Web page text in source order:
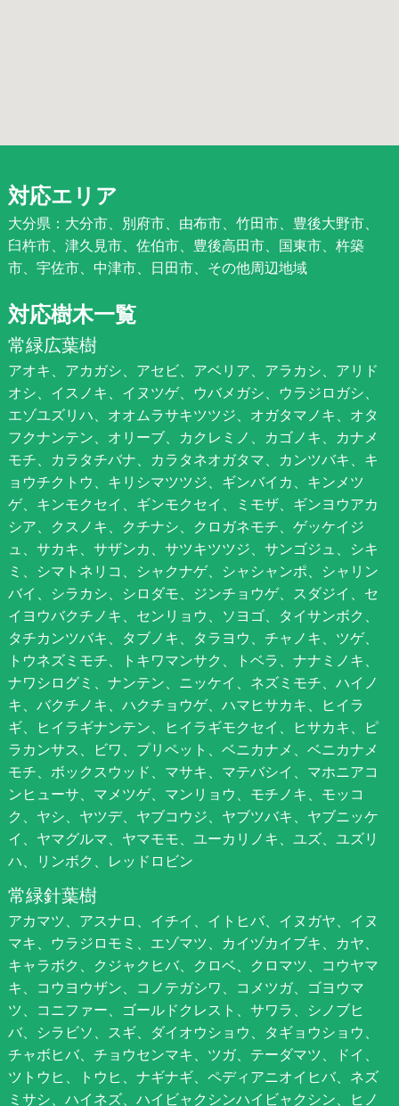
対応エリア
大分県：大分市、別府市、由布市、竹田市、豊後大野市、
臼杵市、津久見市、佐伯市、豊後高田市、国東市、杵築
市、宇佐市、中津市、日田市、その他周辺地域
対応樹木一覧
常緑広葉樹
アオキ、アカガシ、アセビ、アベリア、アラカシ、アリド
オシ、イスノキ、イヌツゲ、ウバメガシ、ウラジロガシ、
エゾユズリハ、オオムラサキツツジ、オガタマノキ、オタ
フクナンテン、オリーブ、カクレミノ、カゴノキ、カナメ
モチ、カラタチバナ、カラタネオガタマ、カンツバキ、キ
ョウチクトウ、キリシマツツジ、ギンバイカ、キンメツ
ゲ、キンモクセイ、ギンモクセイ、ミモザ、ギンヨウアカ
シア、クスノキ、クチナシ、クロガネモチ、ゲッケイジ
ュ、サカキ、サザンカ、サツキツツジ、サンゴジュ、シキ
ミ、シマトネリコ、シャクナゲ、シャシャンポ、シャリン
バイ、シラカシ、シロダモ、ジンチョウゲ、スダジイ、セ
イヨウバクチノキ、センリョウ、ソヨゴ、タイサンボク、
タチカンツバキ、タブノキ、タラヨウ、チャノキ、ツゲ、
トウネズミモチ、トキワマンサク、トベラ、ナナミノキ、
ナワシログミ、ナンテン、ニッケイ、ネズミモチ、ハイノ
キ、バクチノキ、ハクチョウゲ、ハマヒサカキ、ヒイラ
ギ、ヒイラギナンテン、ヒイラギモクセイ、ヒサカキ、ピ
ラカンサス、ビワ、プリペット、ベニカナメ、ベニカナメ
モチ、ボックスウッド、マサキ、マテバシイ、マホニアコ
ンヒューサ、マメツゲ、マンリョウ、モチノキ、モッコ
ク、ヤシ、ヤツデ、ヤブコウジ、ヤブツバキ、ヤブニッケ
イ、ヤマグルマ、ヤマモモ、ユーカリノキ、ユズ、ユズリ
ハ、リンボク、レッドロビン
常緑針葉樹
アカマツ、アスナロ、イチイ、イトヒバ、イヌガヤ、イヌ
マキ、ウラジロモミ、エゾマツ、カイヅカイブキ、カヤ、
キャラボク、クジャクヒバ、クロベ、クロマツ、コウヤマ
キ、コウヨウザン、コノテガシワ、コメツガ、ゴヨウマ
ツ、コニファー、ゴールドクレスト、サワラ、シノブヒ
バ、シラビソ、スギ、ダイオウショウ、タギョウショウ、
チャボヒバ、チョウセンマキ、ツガ、テーダマツ、ドイ、
ツトウヒ、トウヒ、ナギナギ、ペディアニオイヒバ、ネズ
ミサシ、ハイネズ、ハイビャクシンハイビャクシン、ヒノ